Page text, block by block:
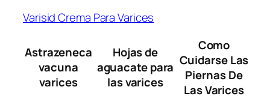
Varisid Crema Para Varices
Astrazeneca
vacuna
varices
Hojas de
aguacate para
las varices
Como
Cuidarse Las
Piernas De
Las Varices